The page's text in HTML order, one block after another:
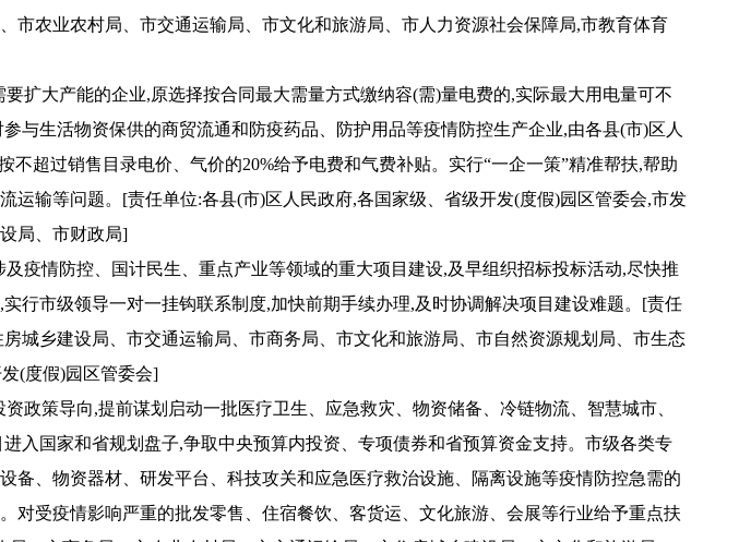
市农业农村局、市交通运输局、市文化和旅游局、市人力资源社会保障局,市教育体育
扩大产能的企业,原选择按合同最大需量方式缴纳容(需)量电费的,实际最大用电量可不
与生活物资保供的商贸流通和防疫药品、防护用品等疫情防控生产企业,由各县(市)区人
不超过销售目录电价、气价的20%给予电费和气费补贴。实行“一企一策”精准帮扶,帮助
运输等问题。[责任单位:各县(市)区人民政府,各国家级、省级开发(度假)园区管委会,市发
局、市财政局]
疫情防控、国计民生、重点产业等领域的重大项目建设,及早组织招标投标活动,尽快推
行市级领导一对一挂钩联系制度,加快前期手续办理,及时协调解决项目建设难题。[责任
城乡建设局、市交通运输局、市商务局、市文化和旅游局、市自然资源规划局、市生态
(度假)园区管委会]
政策导向,提前谋划启动一批医疗卫生、应急救灾、物资储备、冷链物流、智慧城市、
入国家和省规划盘子,争取中央预算内投资、专项债券和省预算资金支持。市级各类专
备、物资器材、研发平台、科技攻关和应急医疗救治设施、隔离设施等疫情防控急需的
对受疫情影响严重的批发零售、住宿餐饮、客货运、文化旅游、会展等行业给予重点扶